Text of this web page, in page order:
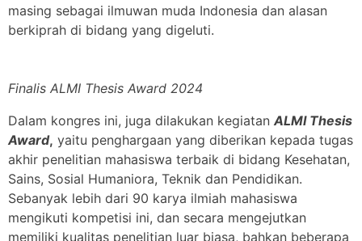
masing sebagai ilmuwan muda Indonesia dan alasan
berkiprah di bidang yang digeluti.
Finalis ALMI Thesis Award 2024
Dalam kongres ini, juga dilakukan kegiatanALMI Thesis
Award, yaitu penghargaan yang diberikan kepada tugas
akhir penelitian mahasiswa terbaik di bidang Kesehatan,
Sains, Sosial Humaniora, Teknik dan Pendidikan.
Sebanyak lebih dari 90 karya ilmiah mahasiswa
mengikuti kompetisi ini, dan secara mengejutkan
memiliki kualitas penelitian luar biasa, bahkan beberapa